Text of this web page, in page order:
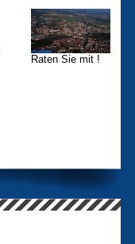
Raten Sie mit !